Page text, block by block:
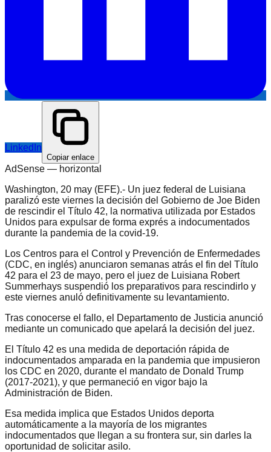
LinkedIn
Copiar enlace
AdSense — horizontal
Washington, 20 may (EFE).- Un juez federal de Luisiana
paralizó este viernes la decisión del Gobierno de Joe Biden
de rescindir el Título 42, la normativa utilizada por Estados
Unidos para expulsar de forma exprés a indocumentados
durante la pandemia de la covid-19.
Los Centros para el Control y Prevención de Enfermedades
(CDC, en inglés) anunciaron semanas atrás el fin del Título
42 para el 23 de mayo, pero el juez de Luisiana Robert
Summerhays suspendió los preparativos para rescindirlo y
este viernes anuló definitivamente su levantamiento.
Tras conocerse el fallo, el Departamento de Justicia anunció
mediante un comunicado que apelará la decisión del juez.
El Título 42 es una medida de deportación rápida de
indocumentados amparada en la pandemia que impusieron
los CDC en 2020, durante el mandato de Donald Trump
(2017-2021), y que permaneció en vigor bajo la
Administración de Biden.
Esa medida implica que Estados Unidos deporta
automáticamente a la mayoría de los migrantes
indocumentados que llegan a su frontera sur, sin darles la
oportunidad de solicitar asilo.